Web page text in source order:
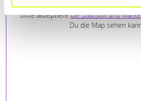
Bitte akzeptieredie Statistik und
Du die Map sehen